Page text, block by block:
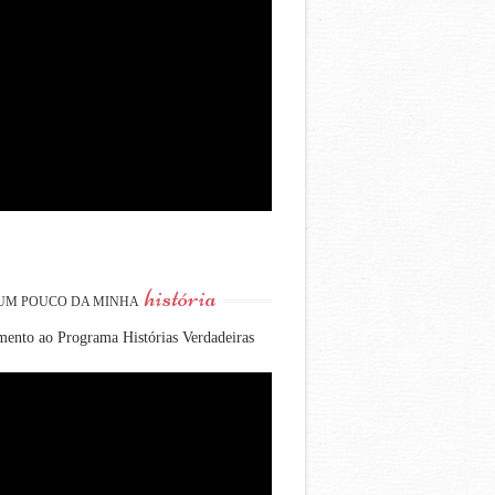
POUCO DA MINHA história
ao Programa Histórias Verdadeiras